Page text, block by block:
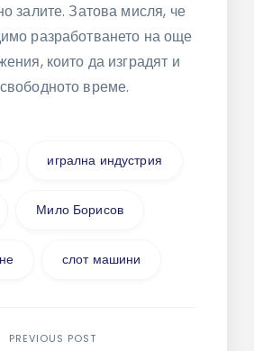
залите. Затова мисля, че
разработването на още
които да изградят и
време.
игрална индустрия
Мило Борисов
слот машини
PREVIOUS POST